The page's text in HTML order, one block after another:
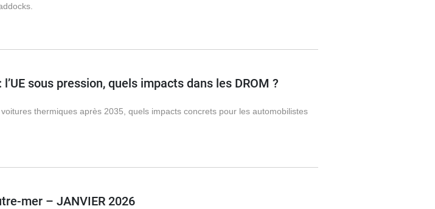
sous pression, quels impacts dans les DROM ?
thermiques après 2035, quels impacts concrets pour les automobilistes
mer – JANVIER 2026